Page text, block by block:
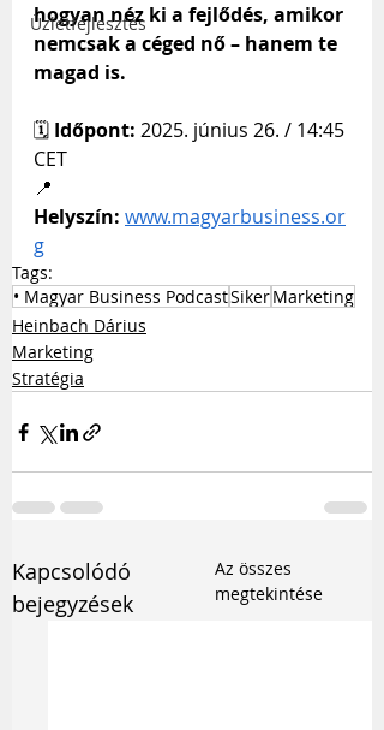
Üzletfejlesztés
hogyan néz ki a fejlődés, amikor
nemcsak a céged nő – hanem te
magad is.
🗓️ Időpont: 2025. június 26. / 14:45
CET
📍
Helyszín: www.magyarbusiness.or
g
Tags:
• Magyar Business PodcastSikerMarketing
Heinbach Dárius
Marketing
Stratégia
Kapcsolódó
bejegyzések
Az összes
megtekintése